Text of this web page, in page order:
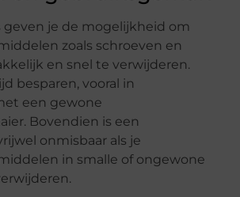
geven je de mogelijkheid om
zoals schroeven en
en snel te verwijderen.
besparen, vooral in
een gewone
Bovendien is een
onmisbaar als je
in smalle of ongewone